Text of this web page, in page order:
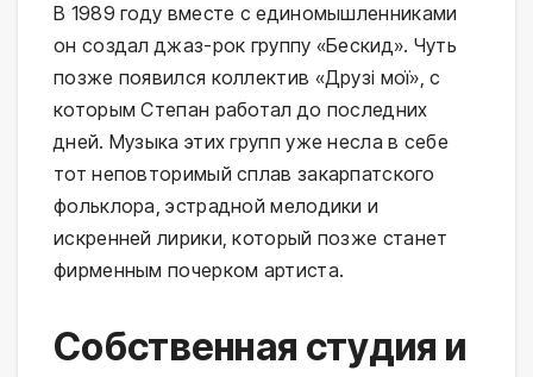
В 1989 году вместе с единомышленниками
он создал джаз-рок группу «Бескид». Чуть
позже появился коллектив «Друзі мої», с
которым Степан работал до последних
дней. Музыка этих групп уже несла в себе
тот неповторимый сплав закарпатского
фольклора, эстрадной мелодики и
искренней лирики, который позже станет
фирменным почерком артиста.
Собственная студия и